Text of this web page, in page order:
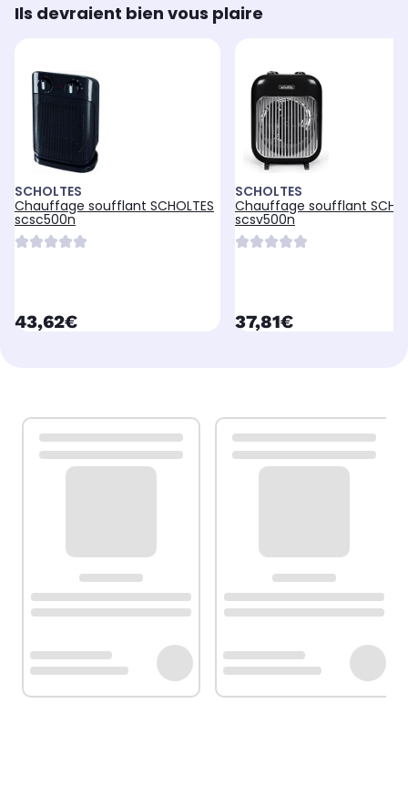
Ils devraient bien vous plaire
SCHOLTES
Chauffage soufflant SCHOLTES
scsc500n
currentPrice
43,62€
SCHOLTES
Chauffage soufflant
scsv500n
currentPrice
37,81€